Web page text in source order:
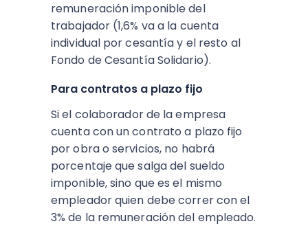
remuneración imponible del
trabajador (1,6% va a la cuenta
individual por cesantía y el resto al
Fondo de Cesantía Solidario).
Para contratos a plazo fijo
Si el colaborador de la empresa
cuenta con un contrato a plazo fijo
por obra o servicios, no habrá
porcentaje que salga del sueldo
imponible, sino que es el mismo
empleador quien debe correr con el
3% de la remuneración del empleado.